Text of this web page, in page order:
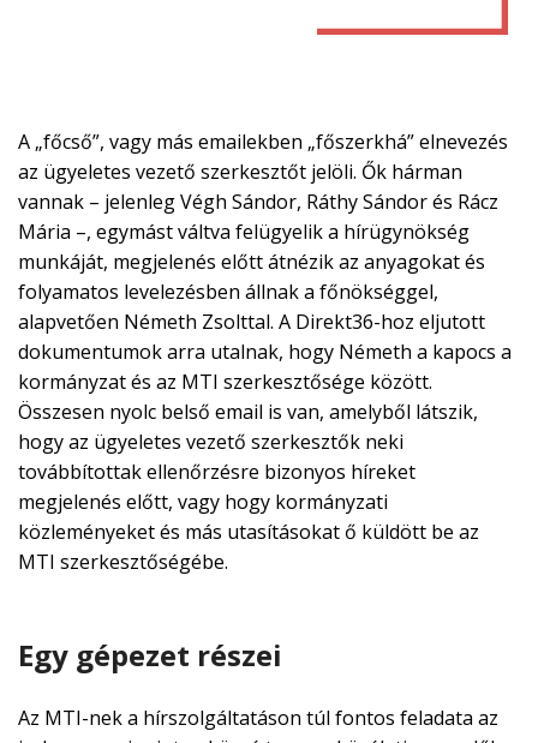
A „főcső”, vagy más emailekben „főszerkhá” elnevezés
az ügyeletes vezető szerkesztőt jelöli. Ők hárman
vannak – jelenleg Végh Sándor, Ráthy Sándor és Rácz
Mária –, egymást váltva felügyelik a hírügynökség
munkáját, megjelenés előtt átnézik az anyagokat és
folyamatos levelezésben állnak a főnökséggel,
alapvetően Németh Zsolttal. A Direkt36-hoz eljutott
dokumentumok arra utalnak, hogy Németh a kapocs a
kormányzat és az MTI szerkesztősége között.
Összesen nyolc belső email is van, amelyből látszik,
hogy az ügyeletes vezető szerkesztők neki
továbbítottak ellenőrzésre bizonyos híreket
megjelenés előtt, vagy hogy kormányzati
közleményeket és más utasításokat ő küldött be az
MTI szerkesztőségébe.
Egy gépezet részei
Az MTI-nek a hírszolgáltatáson túl fontos feladata az